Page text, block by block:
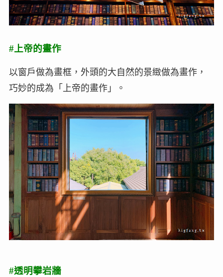
#上帝的畫作
以窗戶做為畫框，外頭的大自然的景緻做為畫作，
巧妙的成為「上帝的畫作」。
#透明攀岩牆